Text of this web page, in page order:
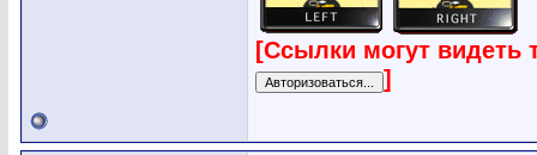
[Ссылки могут видеть
]